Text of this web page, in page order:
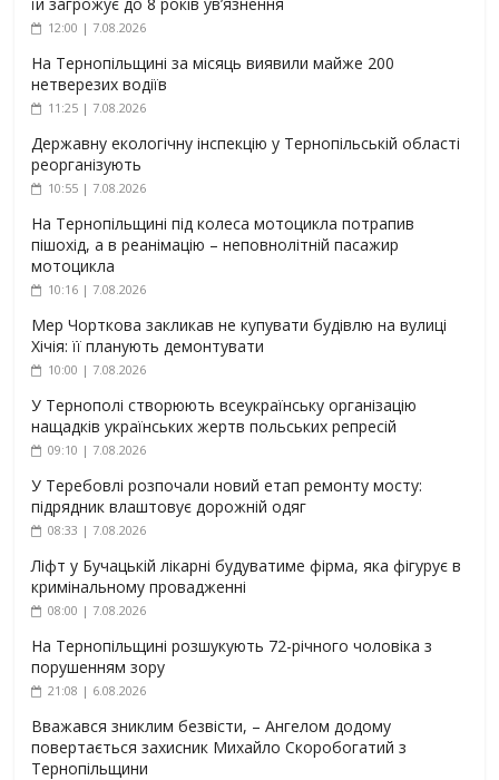
12:00 | 7.08.2026
На Тернопільщині за місяць виявили майже 200
нетверезих водіїв
11:25 | 7.08.2026
Державну екологічну інспекцію у Тернопільській області
реорганізують
10:55 | 7.08.2026
На Тернопільщині під колеса мотоцикла потрапив
пішохід, а в реанімацію – неповнолітній пасажир
мотоцикла
10:16 | 7.08.2026
Мер Чорткова закликав не купувати будівлю на вулиці
Хічія: її планують демонтувати
10:00 | 7.08.2026
У Тернополі створюють всеукраїнську організацію
нащадків українських жертв польських репресій
09:10 | 7.08.2026
У Теребовлі розпочали новий етап ремонту мосту:
підрядник влаштовує дорожній одяг
08:33 | 7.08.2026
Ліфт у Бучацькій лікарні будуватиме фірма, яка фігурує в
кримінальному провадженні
08:00 | 7.08.2026
На Тернопільщині розшукують 72-річного чоловіка з
порушенням зору
21:08 | 6.08.2026
Вважався зниклим безвісти, – Ангелом додому
повертається захисник Михайло Скоробогатий з
Тернопільщини